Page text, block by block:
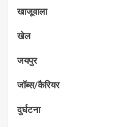
खाजूवाला
खेल
जयपुर
जॉब्स/कैरियर
दुर्घटना